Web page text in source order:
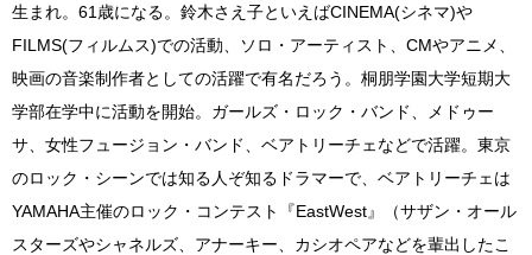
生まれ。61歳になる。鈴木さえ子といえばCINEMA(シネマ)や
FILMS(フィルムス)での活動、ソロ・アーティスト、CMやアニメ、
映画の音楽制作者としての活躍で有名だろう。桐朋学園大学短期大
学部在学中に活動を開始。ガールズ・ロック・バンド、メドゥー
サ、女性フュージョン・バンド、ベアトリーチェなどで活躍。東京
のロック・シーンでは知る人ぞ知るドラマーで、ベアトリーチェは
YAMAHA主催のロック・コンテスト『EastWest』（サザン・オール
スターズやシャネルズ、アナーキー、カシオペアなどを輩出したこ